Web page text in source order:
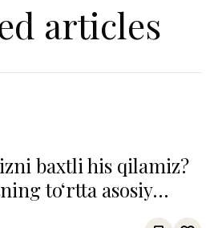
articles
baxtli his qilamiz?
to‘rtta asosiy
ishlaydi